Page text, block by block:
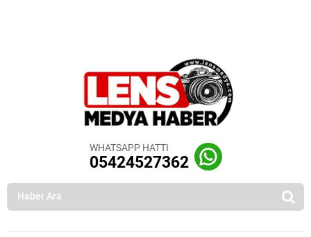
WHATSAPP HATTI
05424527362